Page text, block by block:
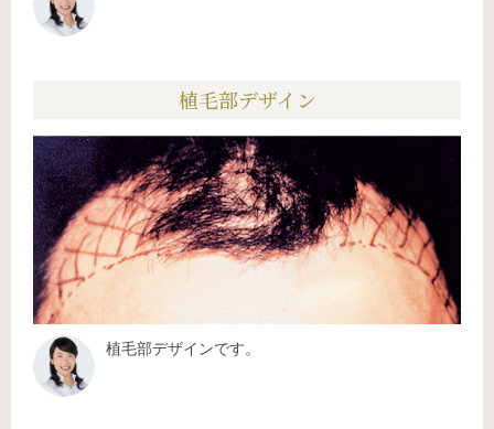
植毛部デザイン
植毛部デザインです。